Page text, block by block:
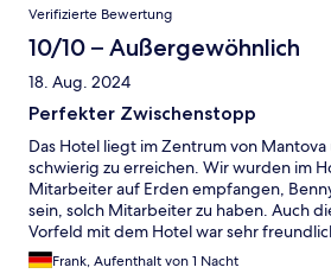
Verifizierte Bewertung
10/10 – Außergewöhnlich
18. Aug. 2024
Perfekter Zwischenstopp
Das Hotel liegt im Zentrum von
schwierig zu erreichen. Wir wurden im
Mitarbeiter auf Erden empfangen,
sein, solch Mitarbeiter zu haben. Auch
Vorfeld mit dem Hotel war sehr
Frühstück und Service waren perfekt.
Dachterrasse mit Ausblick über Mantova
Frank, Aufenthalt von 1 Nacht